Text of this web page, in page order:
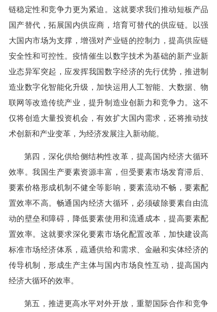
链稳定性和竞争力更为紧迫。这就要求我们推动短板产品
国产替代，拓展国内供应商，培育可替代的供应链。以强
大国内市场为支撑，增强对产业链的控制力，提高供应链
安全性和可控性。疫情催生以数字技术为基础的新产业新
业态异军突起，应发挥我国数字经济的先行优势，推进制
造业数字化智能化升级，加快运用人工智能、大数据、物
联网等改造传统产业，提升制造业创新力和竞争力。这不
仅将创造大量投资机会，有效扩大国内需求，还将推动技
术创新和产业变革，为经济发展注入新动能。
第四，深化供给侧结构性改革，提高国内经济大循环
效率。我国生产要素资源丰富，但受要素市场发育滞后、
要素价格形成机制不健全等影响，要素流动不畅，要素配
置效率不高。畅通国内经济大循环，必须破除要素自由流
动的壁垒和障碍，降低要素使用和流通成本，提高要素配
置效率。这就要求深化要素市场化配置改革，加快建设高
标准市场经济体系，疏通供给和需求、金融和实体经济的
传导机制，形成生产主体与国内市场良性互动，提高国内
经济大循环的效率。
第五，推进更高水平对外开放，重塑国际合作和竞争